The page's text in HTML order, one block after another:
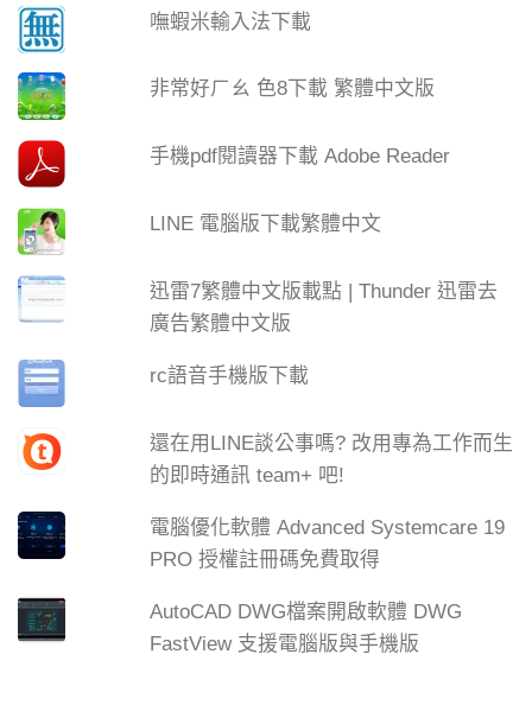
嘸蝦米輸入法下載
非常好ㄏㄠ 色8下載 繁體中文版
手機pdf閱讀器下載 Adobe Reader
LINE 電腦版下載繁體中文
迅雷7繁體中文版載點 | Thunder 迅雷去
廣告繁體中文版
rc語音手機版下載
還在用LINE談公事嗎? 改用專為工作而生
的即時通訊 team+ 吧!
電腦優化軟體 Advanced Systemcare 19
PRO 授權註冊碼免費取得
AutoCAD DWG檔案開啟軟體 DWG
FastView 支援電腦版與手機版